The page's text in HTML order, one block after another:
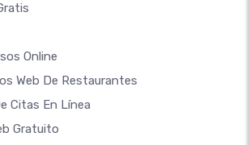
Online
Web De Restaurantes
Citas En Línea
Gratuito